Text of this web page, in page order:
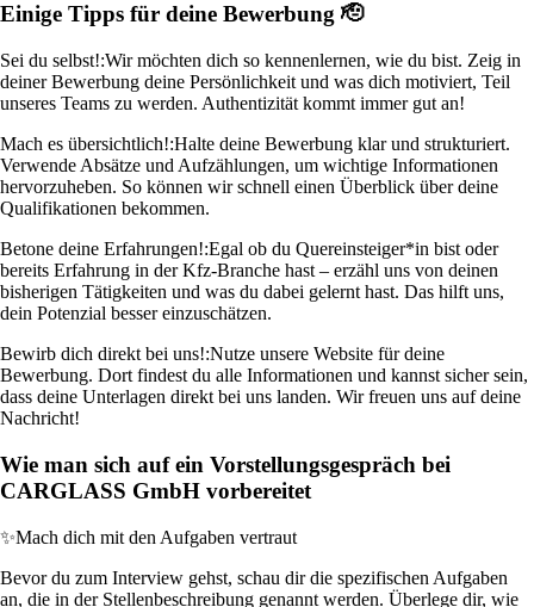
Einige Tipps für deine Bewerbung 🫡
Sei du selbst!:Wir möchten dich so kennenlernen, wie du bist. Zeig in
deiner Bewerbung deine Persönlichkeit und was dich motiviert, Teil
unseres Teams zu werden. Authentizität kommt immer gut an!
Mach es übersichtlich!:Halte deine Bewerbung klar und strukturiert.
Verwende Absätze und Aufzählungen, um wichtige Informationen
hervorzuheben. So können wir schnell einen Überblick über deine
Qualifikationen bekommen.
Betone deine Erfahrungen!:Egal ob du Quereinsteiger*in bist oder
bereits Erfahrung in der Kfz-Branche hast – erzähl uns von deinen
bisherigen Tätigkeiten und was du dabei gelernt hast. Das hilft uns,
dein Potenzial besser einzuschätzen.
Bewirb dich direkt bei uns!:Nutze unsere Website für deine
Bewerbung. Dort findest du alle Informationen und kannst sicher sein,
dass deine Unterlagen direkt bei uns landen. Wir freuen uns auf deine
Nachricht!
Wie man sich auf ein Vorstellungsgespräch bei
CARGLASS GmbH vorbereitet
✨Mach dich mit den Aufgaben vertraut
Bevor du zum Interview gehst, schau dir die spezifischen Aufgaben
an, die in der Stellenbeschreibung genannt werden. Überlege dir, wie